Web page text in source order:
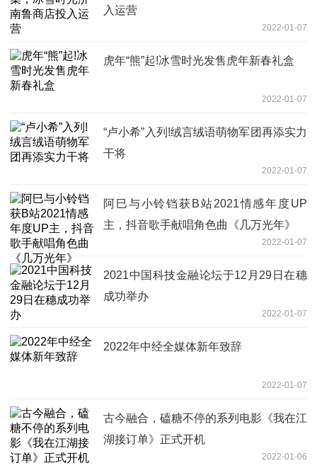
入运营
2022-01-07
虎年“熊”起!冰雪时光发售虎年新春礼盒
2022-01-07
“卢小希”入列!绒言绒语萌物军团再添实力
干将
2022-01-07
阿巳与小铃铛获B站2021情感年度UP
主，抖音歌手献唱角色曲《几万光年》
2022-01-07
2021中国科技金融论坛于12月29日在穗
成功举办
2022-01-07
2022年中经全媒体新年致辞
2022-01-07
古今融合，磕糖不停的系列电影《我在江
湖接订单》正式开机
2022-01-06